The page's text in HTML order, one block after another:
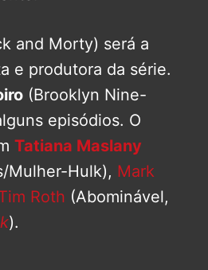
and Morty) será a
e produtora da série.
(Brooklyn Nine-
episódios. O
Tatiana Maslany
Mulher-Hulk), Mark
Roth (Abominável,
).